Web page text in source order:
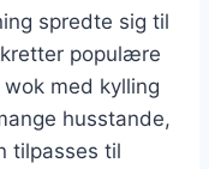
spredte sig til
populære
med kylling
husstande,
tilpasses til